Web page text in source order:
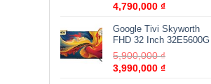
4,790,000 ₫
Google Tivi Skyworth
FHD 32 Inch 32E5600G
5,900,000₫
3,990,000 ₫